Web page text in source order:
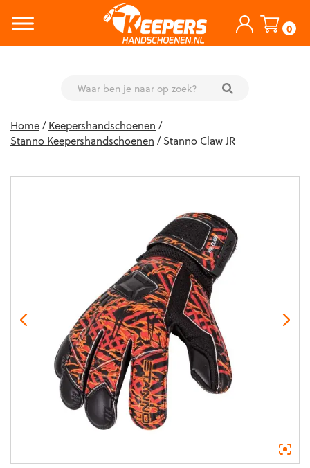
0
content
Home/Keepershandschoenen /
Stanno Keepershandschoenen / Stanno Claw JR